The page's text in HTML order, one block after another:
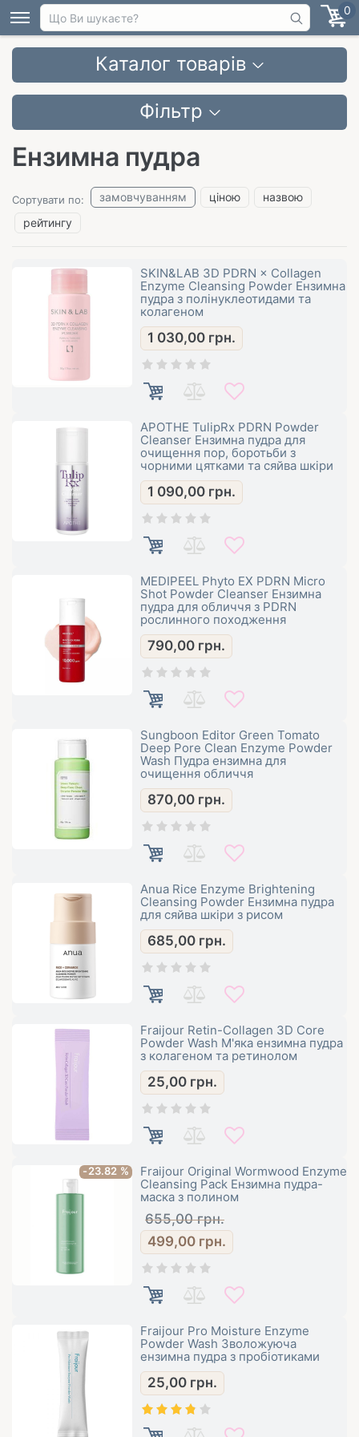
0
Каталог товарів
Фільтр
Ензимна пудра
Сортувати по: замовчуванням ціною
назвою
рейтингу
SKIN&LAB 3D PDRN × Collagen
Enzyme Cleansing Powder Ензимна
пудра з полінуклеотидами та
колагеном
1 030,00 грн.
APOTHE TulipRx PDRN Powder
Cleanser Ензимна пудра для
очищення пор, боротьби з
чорними цятками та сяйва шкіри
1 090,00 грн.
MEDIPEEL Phyto EX PDRN Micro
Shot Powder Cleanser Ензимна
пудра для обличчя з PDRN
рослинного походження
790,00 грн.
Sungboon Editor Green Tomato
Deep Pore Clean Enzyme Powder
Wash Пудра ензимна для
очищення обличчя
870,00 грн.
Anua Rice Enzyme Brightening
Cleansing Powder Ензимна пудра
для сяйва шкіри з рисом
685,00 грн.
Fraijour Retin-Collagen 3D Core
Powder Wash М'яка ензимна пудра
з колагеном та ретинолом
25,00 грн.
-23.82 %
Fraijour Original Wormwood Enzyme
Cleansing Pack Ензимна пудра-
маска з полином
655,00 грн.
499,00 грн.
Fraijour Pro Moisture Enzyme
Powder Wash Зволожуюча
ензимна пудра з пробіотиками
25,00 грн.